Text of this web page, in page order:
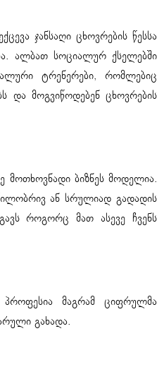
ჯანსაღი ცხოვრების წესსა
ალბათ სოციალურ ქსელებში
ტრენერები, რომლებიც
და მოგვიწოდებენ ცხოვრების
მოთხოვნადი ბიზნეს მოდელია.
ან სრულიად გადადის
როგორც მათ ასევე ჩვენს
მაგრამ ციფრულმა
გახადა.